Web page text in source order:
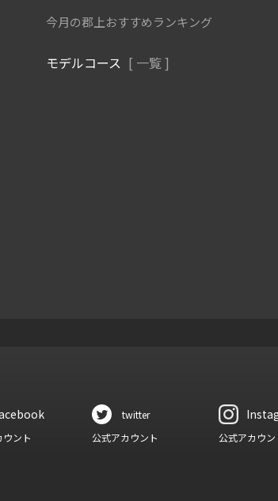
今月の郡上おすすめランキング
モデルコース [ 一覧 ]
ント
twitter
公式アカウント
公式アカウン